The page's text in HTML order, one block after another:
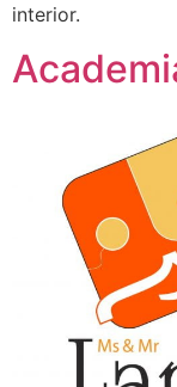
interior.